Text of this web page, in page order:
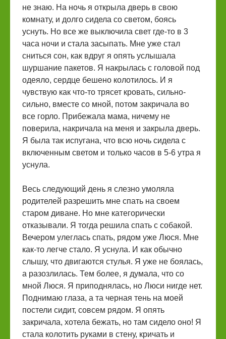
не знаю. На ночь я открыла дверь в свою
комнату, и долго сидела со светом, боясь
уснуть. Но все же выключила свет где-то в 3
часа ночи и стала засыпать. Мне уже стал
сниться сон, как вдруг я опять услышала
шуршание пакетов. Я накрылась с головой под
одеяло, сердце бешено колотилось. И я
чувствую как что-то трясет кровать, сильно-
сильно, вместе со мной, потом закричала во
все горло. Прибежала мама, ничему не
поверила, накричала на меня и закрыла дверь.
Я была так испугана, что всю ночь сидела с
включенным светом и только часов в 5-6 утра я
уснула.
Весь следующий день я слезно умоляла
родителей разрешить мне спать на своем
старом диване. Но мне категорически
отказывали. Я тогда решила спать с собакой.
Вечером улеглась спать, рядом уже Люся. Мне
как-то легче стало. Я уснула. И как обычно
слышу, что двигаются стулья. Я уже не боялась,
а разозлилась. Тем более, я думала, что со
мной Люся. Я приподнялась, но Люси нигде нет.
Поднимаю глаза, а та черная тень на моей
постели сидит, совсем рядом. Я опять
закричала, хотела бежать, но там сидело оно! Я
стала колотить руками в стену, кричать и